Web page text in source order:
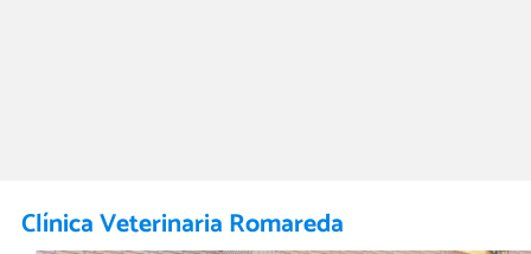
Clínica Veterinaria Romareda